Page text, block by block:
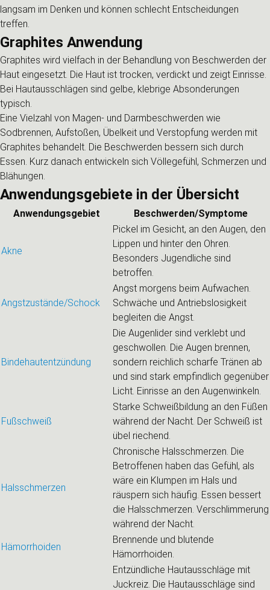
langsam im Denken und können schlecht Entscheidungen
treffen.
Graphites Anwendung
Graphites wird vielfach in der Behandlung von Beschwerden der
Haut eingesetzt. Die Haut ist trocken, verdickt und zeigt Einrisse.
Bei Hautausschlägen sind gelbe, klebrige Absonderungen
typisch.
Eine Vielzahl von Magen- und Darmbeschwerden wie
Sodbrennen, Aufstoßen, Übelkeit und Verstopfung werden mit
Graphites behandelt. Die Beschwerden bessern sich durch
Essen. Kurz danach entwickeln sich Völlegefühl, Schmerzen und
Blähungen.
Anwendungsgebiete in der Übersicht
Anwendungsgebiet Beschwerden/Symptome
Akne
Pickel im Gesicht, an den Augen, den
Lippen und hinter den Ohren.
Besonders Jugendliche sind
betroffen.
Angstzustände/Schock
Angst morgens beim Aufwachen.
Schwäche und Antriebslosigkeit
begleiten die Angst.
Bindehautentzündung
Die Augenlider sind verklebt und
geschwollen. Die Augen brennen,
sondern reichlich scharfe Tränen ab
und sind stark empfindlich gegenüber
Licht. Einrisse an den Augenwinkeln.
Fußschweiß
Starke Schweißbildung an den Füßen
während der Nacht. Der Schweiß ist
übel riechend.
Halsschmerzen
Chronische Halsschmerzen. Die
Betroffenen haben das Gefühl, als
wäre ein Klumpen im Hals und
räuspern sich häufig. Essen bessert
die Halsschmerzen. Verschlimmerung
während der Nacht.
Hämorrhoiden
Brennende und blutende
Hämorrhoiden.
Entzündliche Hautausschläge mit
Juckreiz. Die Hautausschläge sind